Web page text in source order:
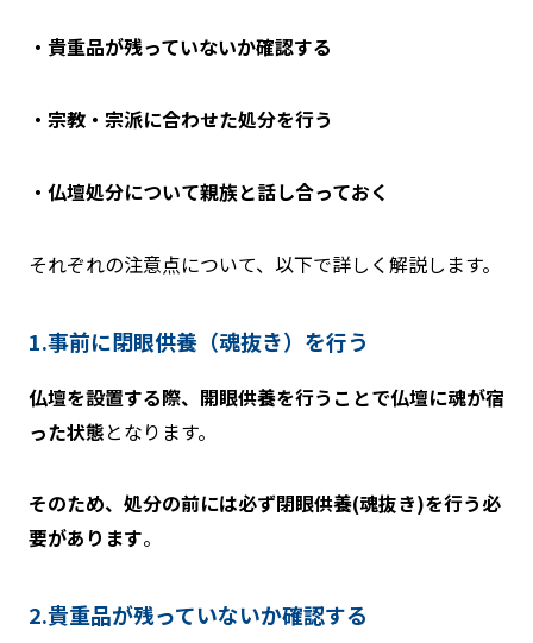
・貴重品が残っていないか確認する
・宗教・宗派に合わせた処分を行う
・仏壇処分について親族と話し合っておく
それぞれの注意点について、以下で詳しく解説します。
1.事前に閉眼供養（魂抜き）を行う
仏壇を設置する際、開眼供養を行うことで仏壇に魂が宿
った状態となります。
そのため、処分の前には必ず閉眼供養(魂抜き)を行う必
要があります。
2.貴重品が残っていないか確認する